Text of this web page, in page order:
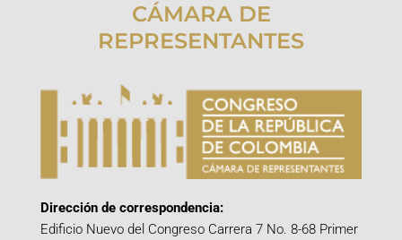
CÁMARA DE
REPRESENTANTES
Dirección de correspondencia:
Edificio Nuevo del Congreso Carrera 7 No. 8-68 Primer